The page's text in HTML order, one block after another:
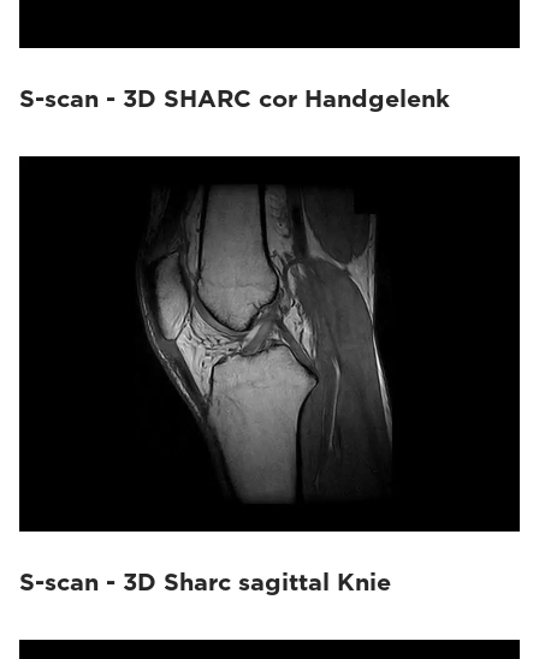
S-scan - 3D SHARC cor Handgelenk
S-scan - 3D Sharc sagittal Knie